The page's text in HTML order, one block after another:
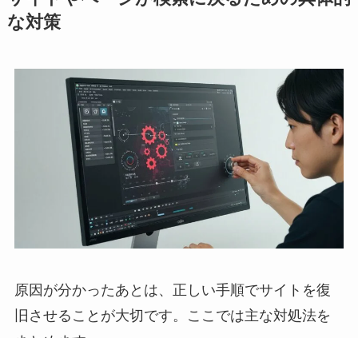
な対策
原因が分かったあとは、正しい手順でサイトを復
旧させることが大切です。ここでは主な対処法を